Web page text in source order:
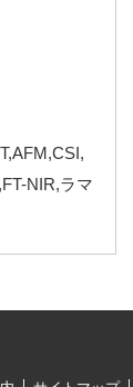
NIR,ラマ